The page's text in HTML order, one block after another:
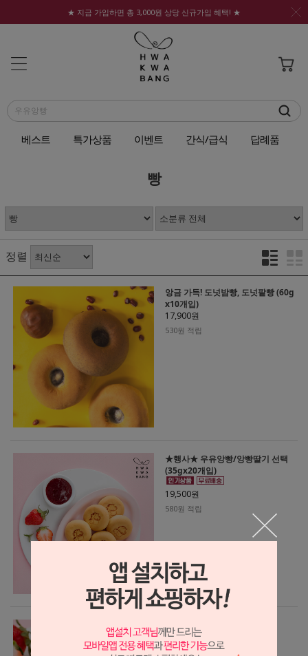
★ 지금 가입하면 총 3,000원 상당 신규가입 혜택! ★
베스트 특가상품 이벤트 간식/급식 답례품
빵
정렬
앙금 가득! 도넛밤빵, 도넛팥빵 (60g
x10개입)
17,900원
530원 적립
★행사★ 우유앙빵/앙빵딸기 선택
(35gx20개입)
19,500원
580원 적립
우유앙빵 딸기(35g x 20개입)
19,500원